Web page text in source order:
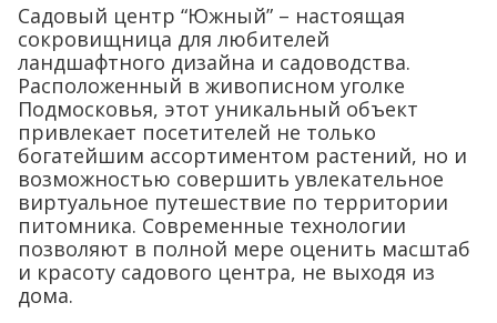
Садовый центр “Южный” – настоящая
сокровищница для любителей
ландшафтного дизайна и садоводства.
Расположенный в живописном уголке
Подмосковья, этот уникальный объект
привлекает посетителей не только
богатейшим ассортиментом растений, но и
возможностью совершить увлекательное
виртуальное путешествие по территории
питомника. Современные технологии
позволяют в полной мере оценить масштаб
и красоту садового центра, не выходя из
дома.